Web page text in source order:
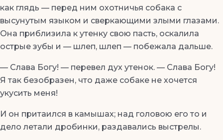
как глядь — перед ним охотничья собака с
высунутым языком и сверкающими злыми глазами.
Она приблизила к утенку свою пасть, оскалила
острые зубы и — шлеп, шлеп — побежала дальше.
— Слава Богу! — перевел дух утенок. — Слава Богу!
Я так безобразен, что даже собаке не хочется
укусить меня!
И он притаился в камышах; над головою его то и
дело летали дробинки, раздавались выстрелы.